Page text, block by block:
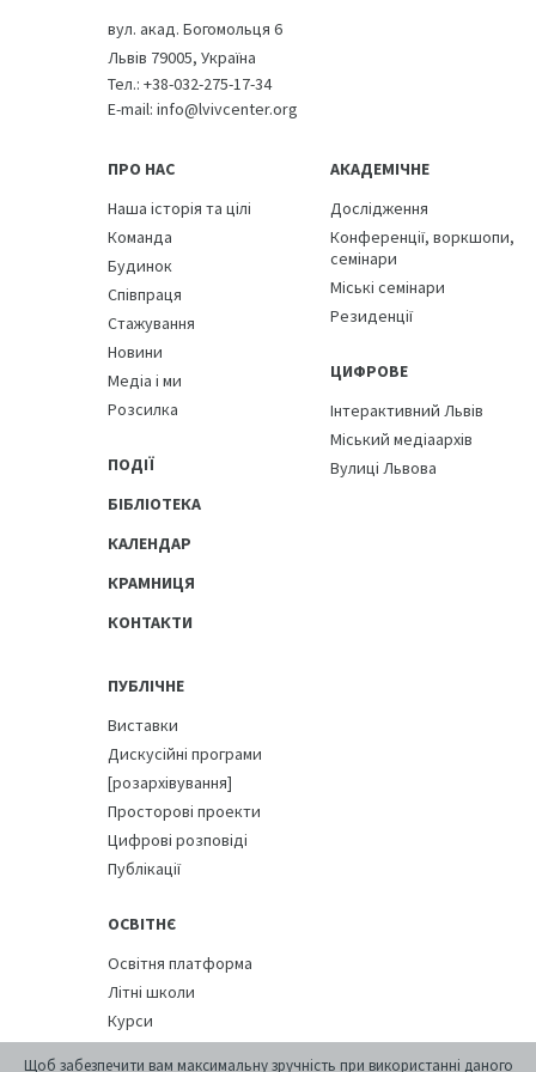
1936), с. 13.
вул. акад. Богомольця 6
Львів 79005, Україна
Тел.: +38-032-275-17-34
E-mail: info@lvivcenter.org
ПРО НАС
Наша історія та цілі
Команда
Будинок
Співпраця
Стажування
Новини
Медіа і ми
Розсилка
ПОДІЇ
БІБЛІОТЕКА
КАЛЕНДАР
КРАМНИЦЯ
КОНТАКТИ
АКАДЕМІЧНЕ
Дослідження
Конференції, воркшопи,
семінари
Міські семінари
Резиденції
ЦИФРОВЕ
Інтерактивний Львів
Міський медіаархів
Вулиці Львова
ПУБЛІЧНЕ
Виставки
Дискусійні програми
[розархівування]
Просторові проекти
Цифрові розповіді
Публікації
ОСВІТНЄ
Освітня платформа
Літні школи
Курси
Щоб забезпечити вам максимальну зручність при використанні даного